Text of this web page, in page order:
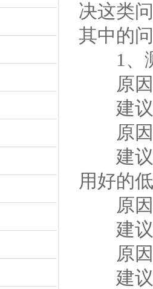
决这类
其中的
1、测
原因1
建议
原因2
建议
用好的
原因3
建议
原因4
建议